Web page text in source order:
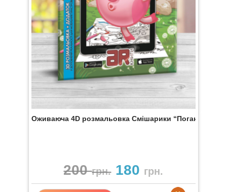
Оживаюча 4D розмальовка Смішарики “Погана
200грн. 180 грн.